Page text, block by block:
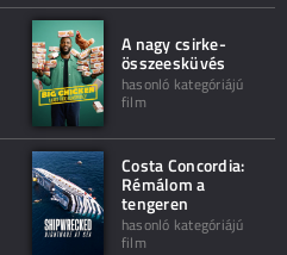
A nagy csirke-
összeesküvés
hasonló kategóriájú
film
Costa Concordia:
Rémálom a
tengeren
hasonló kategóriájú
film